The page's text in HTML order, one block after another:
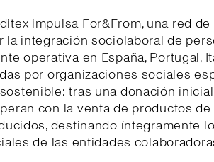
impulsa For&From, una red
la integración sociolaboral de
operativa en España, Portugal,
por organizaciones sociales
tras una donación
con la venta de productos de
destinando íntegramente
de las entidades